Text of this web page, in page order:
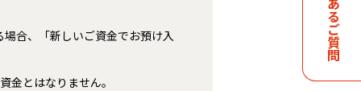
合、「新しいご資金でお預け入
とはなりません。